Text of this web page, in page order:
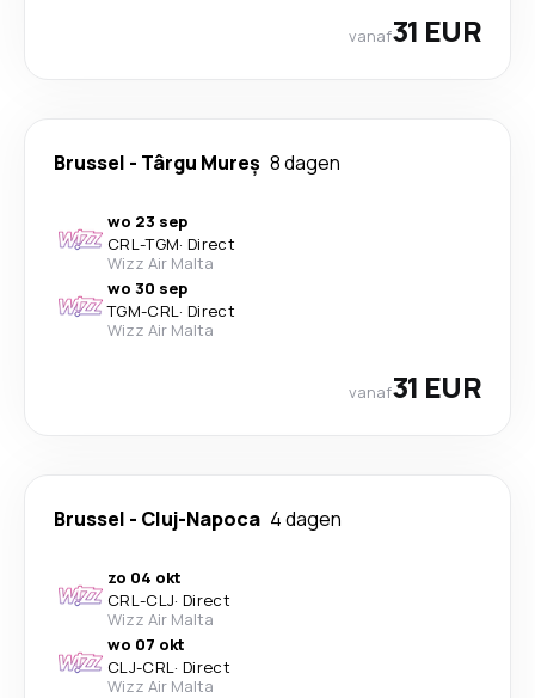
vanaf31 EUR
Brussel - Târgu Mureș 8 dagen
wo 23 sep
CRL-TGM· Direct
Wizz Air Malta
wo 30 sep
TGM-CRL· Direct
Wizz Air Malta
vanaf31 EUR
Brussel - Cluj-Napoca 4 dagen
zo 04 okt
CRL-CLJ· Direct
Wizz Air Malta
wo 07 okt
CLJ-CRL· Direct
Wizz Air Malta